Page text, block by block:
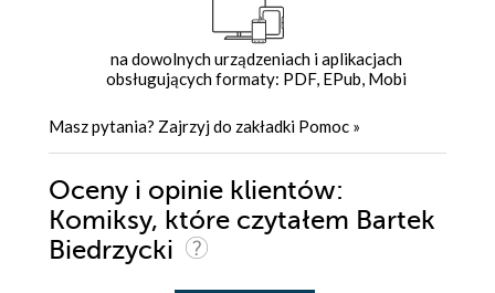
na dowolnych urządzeniach i aplikacjach
obsługujących formaty: PDF, EPub, Mobi
Masz pytania? Zajrzyj do zakładki Pomoc »
Oceny i opinie klientów:
Komiksy, które czytałem Bartek
Biedrzycki